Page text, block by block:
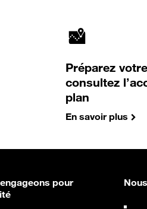
Préparez
consultez
plan
En savoir plus
pour